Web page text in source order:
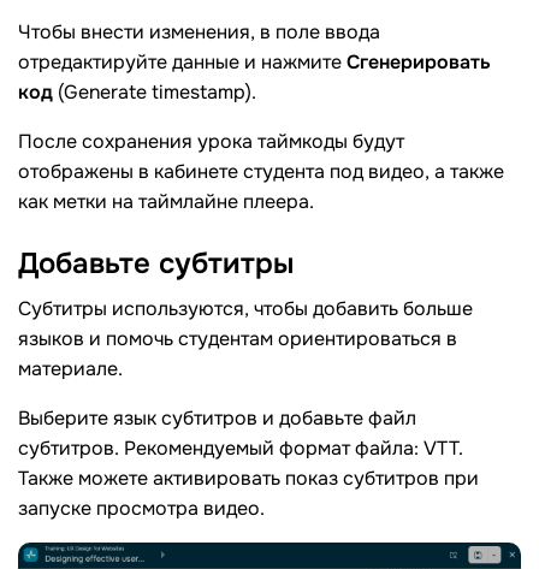
Чтобы внести изменения, в поле ввода
отредактируйте данные и нажмитеСгенерировать
код (Generate timestamp).
После сохранения урока таймкоды будут
отображены в кабинете студента под видео, а также
как метки на таймлайне плеера.
Добавьте субтитры
Субтитры используются, чтобы добавить больше
языков и помочь студентам ориентироваться в
материале.
Выберите язык субтитров и добавьте файл
субтитров. Рекомендуемый формат файла: VTT.
Также можете активировать показ субтитров при
запуске просмотра видео.